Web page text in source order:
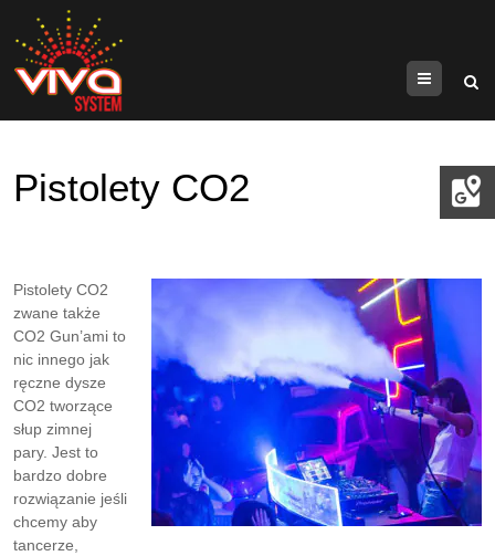
Menu
Pistolety CO2
Pistolety CO2
zwane także
CO2 Gun’ami to
nic innego jak
ręczne dysze
CO2 tworzące
słup zimnej
pary. Jest to
bardzo dobre
rozwiązanie jeśli
chcemy aby
tancerze,